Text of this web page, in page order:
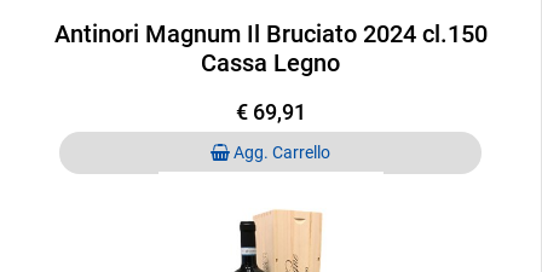
Antinori Magnum Il Bruciato 2024 cl.150
Cassa Legno
€ 69,91
Quantità
Agg. Carrello